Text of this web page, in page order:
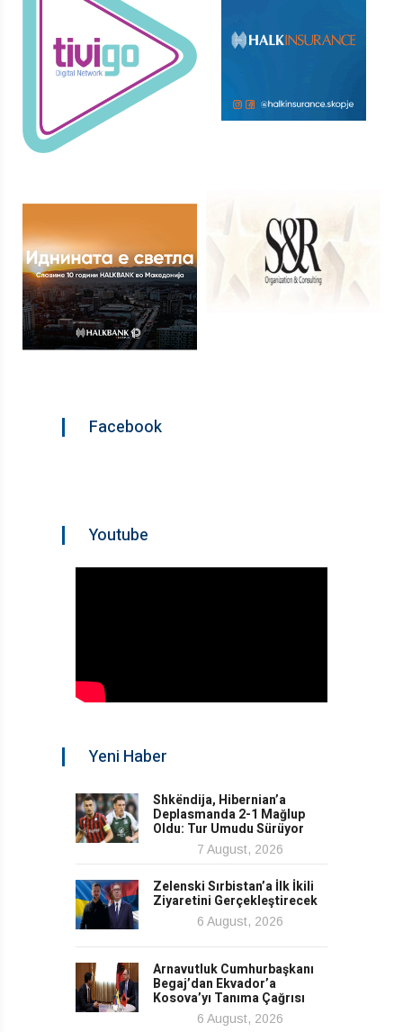
Facebook
Youtube
Yeni Haber
Shkëndija, Hibernian’a
Deplasmanda 2-1 Mağlup
Oldu: Tur Umudu Sürüyor
7 August, 2026
Zelenski Sırbistan’a İlk İkili
Ziyaretini Gerçekleştirecek
6 August, 2026
Arnavutluk Cumhurbaşkanı
Begaj’dan Ekvador’a
Kosova’yı Tanıma Çağrısı
6 August, 2026